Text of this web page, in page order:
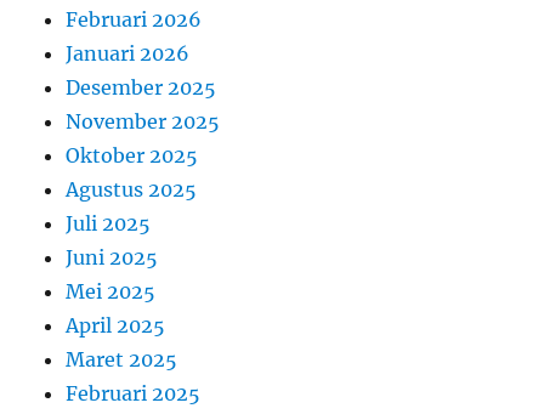
Februari 2026
Januari 2026
Desember 2025
November 2025
Oktober 2025
Agustus 2025
Juli 2025
Juni 2025
Mei 2025
April 2025
Maret 2025
Februari 2025